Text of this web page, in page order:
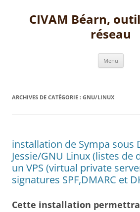
contenuCIVAM Béarn,
réseau
Menu
ARCHIVES DE CATÉGORIE : GNU/LINUX
installation de Sympa sous
Jessie/GNU Linux (listes de
un VPS (virtual private
signatures SPF,DMARC et
Cette installation permettra